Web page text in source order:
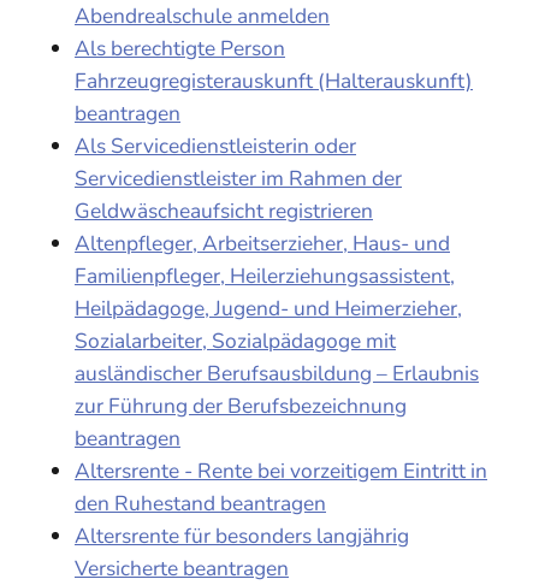
Abendrealschule anmelden
Als berechtigte Person
Fahrzeugregisterauskunft (Halterauskunft)
beantragen
Als Servicedienstleisterin oder
Servicedienstleister im Rahmen der
Geldwäscheaufsicht registrieren
Altenpfleger, Arbeitserzieher, Haus- und
Familienpfleger, Heilerziehungsassistent,
Heilpädagoge, Jugend- und Heimerzieher,
Sozialarbeiter, Sozialpädagoge mit
ausländischer Berufsausbildung – Erlaubnis
zur Führung der Berufsbezeichnung
beantragen
Altersrente - Rente bei vorzeitigem Eintritt in
den Ruhestand beantragen
Altersrente für besonders langjährig
Versicherte beantragen